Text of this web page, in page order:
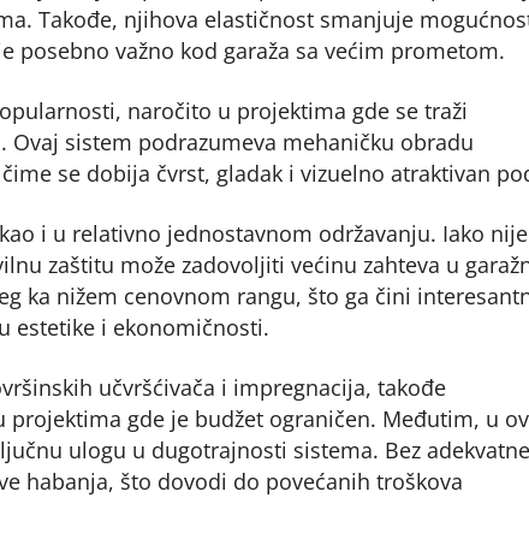
Takođe, njihova elastičnost smanjuje
posebno važno kod garaža sa većim prometom.
naročito u projektima gde se traži
sistem podrazumeva mehaničku obradu
se dobija čvrst, gladak i vizuelno atraktivan
i u relativno jednostavnom održavanju. Iako
zaštitu može zadovoljiti većinu zahteva u
ka nižem cenovnom rangu, što ga čini
estetike i ekonomičnosti.
učvršćivača i impregnacija, takođe
gde je budžet ograničen. Međutim, u
ulogu u dugotrajnosti sistema. Bez adekvatne
habanja, što dovodi do povećanih troškova